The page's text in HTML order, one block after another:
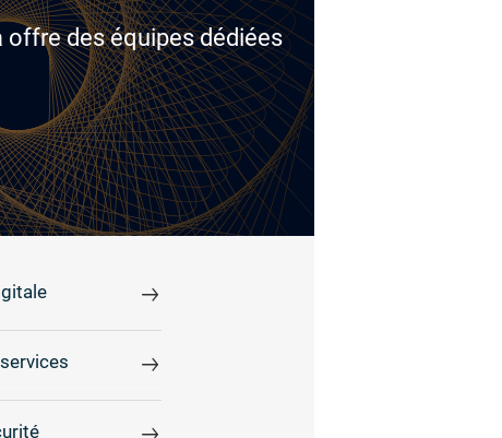
offre des équipes dédiées